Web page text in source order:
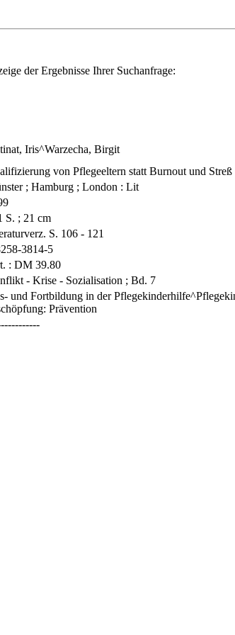
der Ergebnisse Ihrer Suchanfrage:
Iris^Warzecha, Birgit
von Pflegeeltern statt Burnout und
; Hamburg ; London : Lit
S. ; 21 cm
S. 106 - 121
3814-5
: DM 39.80
- Krise - Sozialisation ; Bd. 7
und Fortbildung in der
Prävention